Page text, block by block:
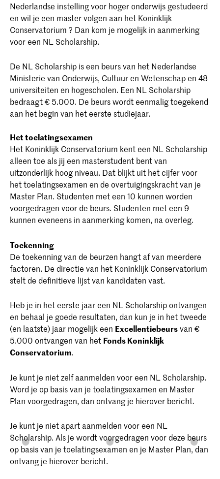
Nederlandse instelling voor hoger onderwijs gestudeerd
en wil je een master volgen aan het Koninklijk
Conservatorium ? Dan kom je mogelijk in aanmerking
voor een NL Scholarship.
De NL Scholarship is een beurs van het Nederlandse
Ministerie van Onderwijs, Cultuur en Wetenschap en 48
universiteiten en hogescholen. Een NL Scholarship
bedraagt € 5.000. De beurs wordt eenmalig toegekend
aan het begin van het eerste studiejaar.
Het toelatingsexamen
Het Koninklijk Conservatorium kent een NL Scholarship
alleen toe als jij een masterstudent bent van
uitzonderlijk hoog niveau. Dat blijkt uit het cijfer voor
het toelatingsexamen en de overtuigingskracht van je
Master Plan. Studenten met een 10 kunnen worden
voorgedragen voor de beurs. Studenten met een 9
kunnen eveneens in aanmerking komen, na overleg.
Toekenning
De toekenning van de beurzen hangt af van meerdere
factoren. De directie van het Koninklijk Conservatorium
stelt de definitieve lijst van kandidaten vast.
Heb je in het eerste jaar een NL Scholarship ontvangen
en behaal je goede resultaten, dan kun je in het tweede
(en laatste) jaar mogelijk een Excellentiebeursvan €
5.000 ontvangen van het Fonds Koninklijk
Conservatorium.
Je kunt je niet zelf aanmelden voor een NL Scholarship.
Word je op basis van je toelatingsexamen en Master
Plan voorgedragen, dan ontvang je hierover bericht.
Je kunt je niet apart aanmelden voor een NL
Scholarship. Als je wordt voorgedragen voor deze beurs
op basis van je toelatingsexamen en je Master Plan, dan
ontvang je hierover bericht.